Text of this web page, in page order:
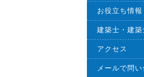
お役立ち情報
建築士・建
アクセス
メールで問